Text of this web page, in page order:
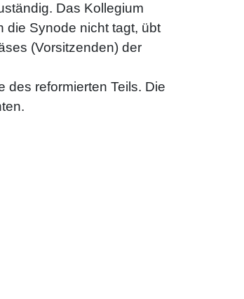
Das Kollegium
die Synode nicht tagt, übt
(Vorsitzenden) der
des reformierten Teils. Die